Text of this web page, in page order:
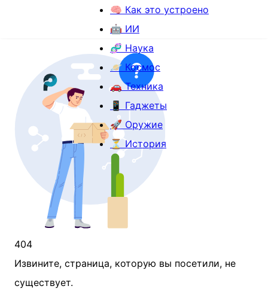
🧠 Как это устроено
🤖 ИИ
🧬 Наука
🪐 Космос
🚗 Техника
📱 Гаджеты
🚀 Оружие
⏳ История
404
Извините, страница, которую вы посетили, не
существует.